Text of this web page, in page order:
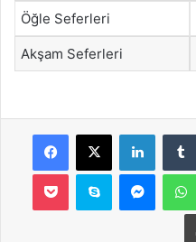
Öğle Seferleri
Akşam Seferleri
Facebook
X
Pocket Skype